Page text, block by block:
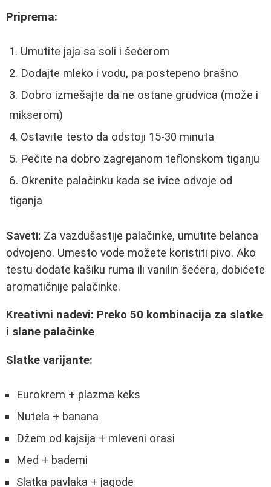
Priprema:
Umutite jaja sa soli i šećerom
Dodajte mleko i vodu, pa postepeno brašno
Dobro izmešajte da ne ostane grudvica (može i
mikserom)
Ostavite testo da odstoji 15-30 minuta
Pečite na dobro zagrejanom teflonskom tiganju
Okrenite palačinku kada se ivice odvoje od
tiganja
Saveti: Za vazdušastije palačinke, umutite belanca
odvojeno. Umesto vode možete koristiti pivo. Ako
testu dodate kašiku ruma ili vanilin šećera, dobićete
aromatičnije palačinke.
Kreativni nadevi: Preko 50 kombinacija za slatke
i slane palačinke
Slatke varijante:
Eurokrem + plazma keks
Nutela + banana
Džem od kajsija + mleveni orasi
Med + bademi
Slatka pavlaka + jagode